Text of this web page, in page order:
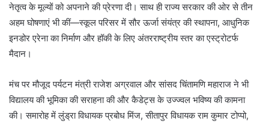
नेतृत्व के मूल्यों को अपनाने की प्रेरणा दी। साथ ही राज्य सरकार की ओर से तीन
अहम घोषणाएं भी कीं—स्कूल परिसर में सौर ऊर्जा संयंत्र की स्थापना, आधुनिक
इनडोर एरेना का निर्माण और हॉकी के लिए अंतरराष्ट्रीय स्तर का एस्ट्रोटर्फ
मैदान।
मंच पर मौजूद पर्यटन मंत्री राजेश अग्रवाल और सांसद चिंतामणि महाराज ने भी
विद्यालय की भूमिका की सराहना की और कैडेट्स के उज्ज्वल भविष्य की कामना
की। समारोह में लुंड्रा विधायक प्रबोध मिंज, सीतापुर विधायक राम कुमार टोप्पो,